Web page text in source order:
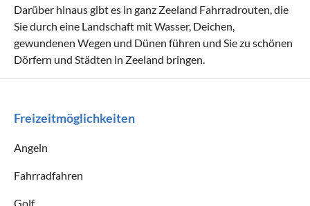
Darüber hinaus gibt es in ganz Zeeland Fahrradrouten, die
Sie durch eine Landschaft mit Wasser, Deichen,
gewundenen Wegen und Dünen führen und Sie zu schönen
Dörfern und Städten in Zeeland bringen.
Freizeitmöglichkeiten
Angeln
Fahrradfahren
Golf